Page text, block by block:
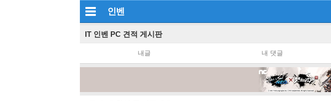
인벤
IT 인벤 PC 견적 게시판
내글 내 댓글